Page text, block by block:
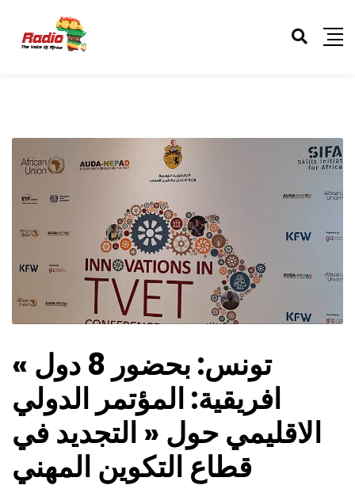
« تونس: بحضور 8 دول
افريقية: المؤتمر الدولي
الاقليمي حول « التجديد في
قطاع التكوين المهني